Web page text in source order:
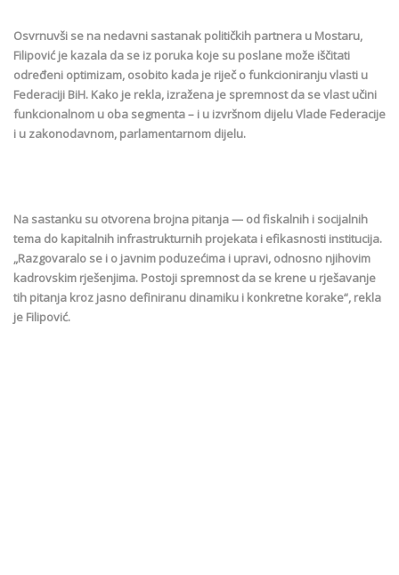
Osvrnuvši se na nedavni sastanak političkih partnera u Mostaru,
Filipović je kazala da se iz poruka koje su poslane može iščitati
određeni optimizam, osobito kada je riječ o funkcioniranju vlasti u
Federaciji BiH. Kako je rekla, izražena je spremnost da se vlast učini
funkcionalnom u oba segmenta – i u izvršnom dijelu Vlade Federacije
i u zakonodavnom, parlamentarnom dijelu.
Na sastanku su otvorena brojna pitanja — od fiskalnih i socijalnih
tema do kapitalnih infrastrukturnih projekata i efikasnosti institucija.
„Razgovaralo se i o javnim poduzećima i upravi, odnosno njihovim
kadrovskim rješenjima. Postoji spremnost da se krene u rješavanje
tih pitanja kroz jasno definiranu dinamiku i konkretne korake“, rekla
je Filipović.